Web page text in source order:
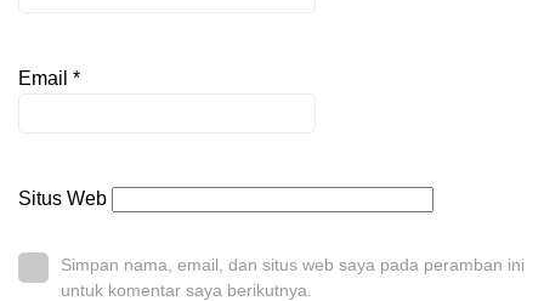
Email *
Situs Web
Simpan nama, email, dan situs web saya pada peramban ini
untuk komentar saya berikutnya.